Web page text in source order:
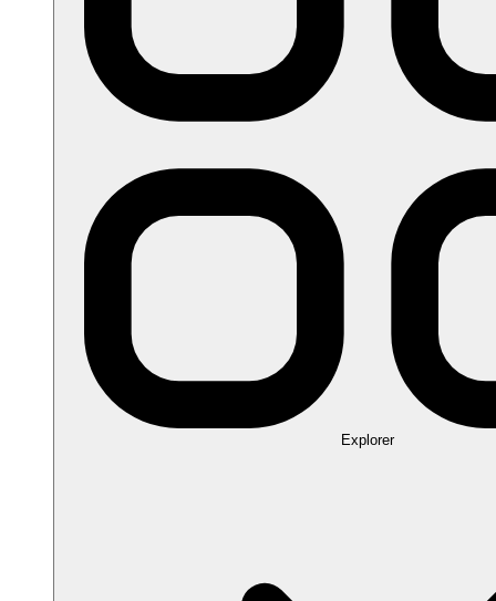
Explorer